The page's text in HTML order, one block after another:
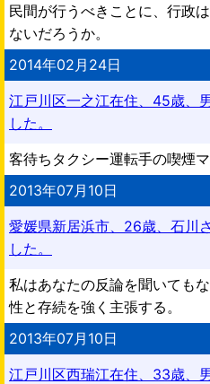
民間が行うべきことに、行政
ないだろうか。
2014年02月24日
江戸川区一之江在住、45歳、
した。
客待ちタクシー運転手の喫煙
2013年07月10日
愛媛県新居浜市、26歳、石川
した。
私はあなたの反論を聞いても
性と存続を強く主張する。
2013年07月10日
江戸川区西瑞江在住、33歳、